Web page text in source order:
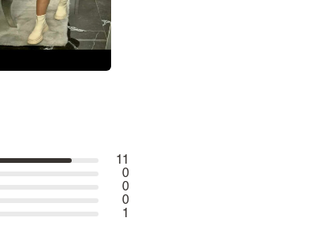
11
0
0
0
1